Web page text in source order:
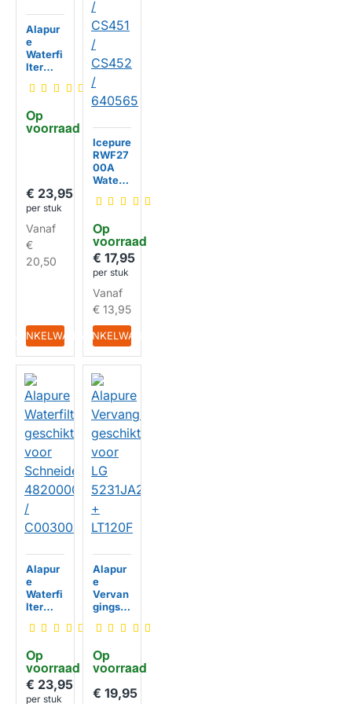
Op
voorraad
Alapur
e
Waterfi
lter
kt voor
48200
009135
€ 23,95
per stuk
Vanaf
€
20,50
IN WINKELWAGEN
Op
voorraad
Icepure
RWF27
00A
Waterfi
geschi
CS-52 /
EFF-
6026B
/
CS451
/
CS452
64056
5
€ 17,95
per stuk
Vanaf
€ 13,95
IN WINKELWAGEN
HUISMERK
Op
voorraad
Alapur
e
Waterfi
lter
kt voor
der
48200
009135
3 /
€ 23,95
per stuk HUISMERK
Op
voorraad
Alapur
e
Vervan
gingss
geschi
LG
5231JA
+
€ 19,95